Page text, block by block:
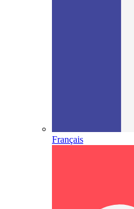
Français